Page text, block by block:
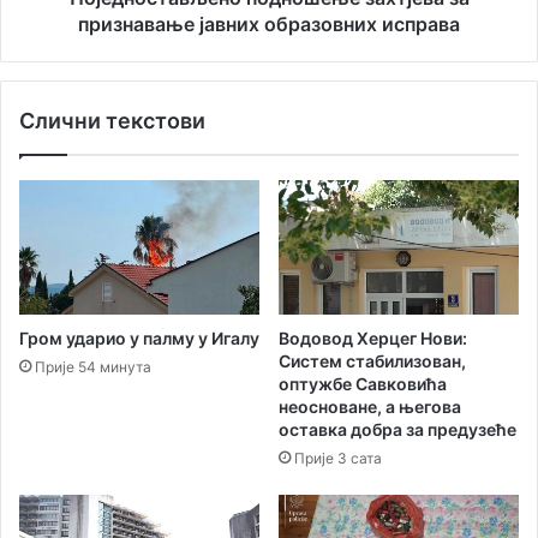
е
а
т
а
н
а
Ш
т
р
г
о
о
ш
е
е
з
е
в
признавање јавних образовних исправа
Слични текстови
Гром ударио у палму у Игалу
Прије 54 минута
Водовод Херцег Нови:
Систем стабилизован,
оптужбе Савковића
неосноване, а његова
оставка добра за предузеће
Прије 3 сата